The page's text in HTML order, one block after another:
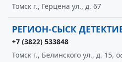
Томск г., Герцена ул., д. 67
РЕГИОН-СЫСК
+7 (3822) 533848
Томск г., Белинского ул., д. 15,